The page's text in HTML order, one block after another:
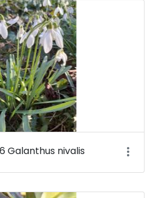
Galanthus nivalis